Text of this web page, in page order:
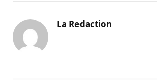
La Redaction